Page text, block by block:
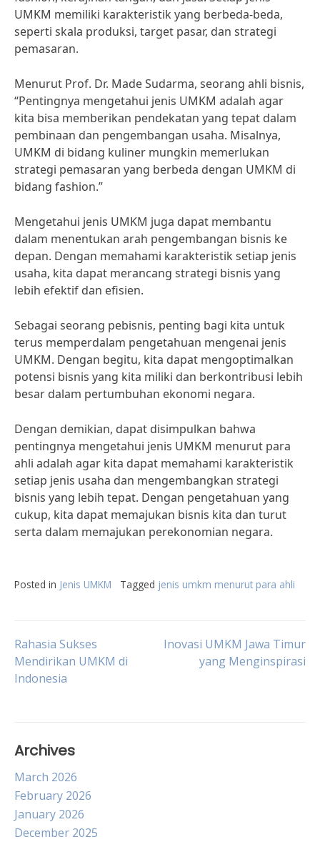
UMKM memiliki karakteristik yang berbeda-beda,
seperti skala produksi, target pasar, dan strategi
pemasaran.
Menurut Prof. Dr. Made Sudarma, seorang ahli bisnis,
“Pentingnya mengetahui jenis UMKM adalah agar
kita bisa memberikan pendekatan yang tepat dalam
pembinaan dan pengembangan usaha. Misalnya,
UMKM di bidang kuliner mungkin memerlukan
strategi pemasaran yang berbeda dengan UMKM di
bidang fashion.”
Mengetahui jenis UMKM juga dapat membantu
dalam menentukan arah pengembangan bisnis ke
depan. Dengan memahami karakteristik setiap jenis
usaha, kita dapat merancang strategi bisnis yang
lebih efektif dan efisien.
Sebagai seorang pebisnis, penting bagi kita untuk
terus memperdalam pengetahuan mengenai jenis
UMKM. Dengan begitu, kita dapat mengoptimalkan
potensi bisnis yang kita miliki dan berkontribusi lebih
besar dalam pertumbuhan ekonomi negara.
Dengan demikian, dapat disimpulkan bahwa
pentingnya mengetahui jenis UMKM menurut para
ahli adalah agar kita dapat memahami karakteristik
setiap jenis usaha dan mengembangkan strategi
bisnis yang lebih tepat. Dengan pengetahuan yang
cukup, kita dapat memajukan bisnis kita dan turut
serta dalam memajukan perekonomian negara.
Posted in Jenis UMKM Tagged jenis umkm menurut para ahli
Post
navigation
Rahasia Sukses
Mendirikan UMKM di
Indonesia
Inovasi UMKM Jawa Timur
yang Menginspirasi
Archives
March 2026
February 2026
January 2026
December 2025